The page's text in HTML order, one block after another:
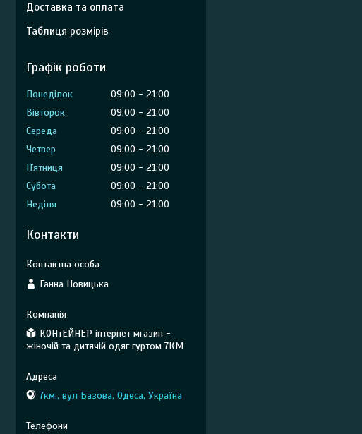
Доставка та оплата
Таблиця розмірів
Графік роботи
Понеділок 09:00
21:00
Вівторок
09:00
21:00
Середа
09:00
21:00
Четвер
09:00
21:00
Пʼятниця
09:00
21:00
Субота
09:00
21:00
Неділя
09:00 21:00
Контакти
Ганна Новицька
КОНтЕЙНЕР інтернет мгазин -
жіночій та дитячій одяг гуртом 7КМ
7км., вул Базова, Одеса, Україна